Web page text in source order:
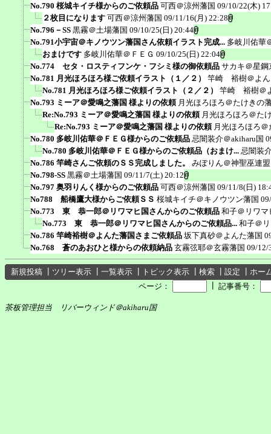
No.790 桜城キイチ様からのご依頼品 可西＠涼州藩国 09/10/22(木)
２枚目になります 可西＠涼州藩国 09/11/16(月) 22:28
No.796－SS 黒霧＠土場藩国 09/10/25(日) 20:44
No.791小宇宙＠キノウツン藩国さん依頼イラスト完成... 多岐川佑華
おまけです 多岐川佑華＠ＦＥＧ 09/10/25(日) 22:04
No.774 セタ・ロスティフンケ・フシミ様の御依頼品 サカキ＠星鋼
No.781 月光ほろほろ様ご依頼イラスト（１／２）
竿崎 裕樹＠よん
No.781 月光ほろほろ様ご依頼イラスト（２／２）
竿崎 裕樹＠
No.793 ミーア＠愛鳴之藩国 様よりの依頼 月光ほろほろ＠たけきの
Re:No.793 ミーア＠愛鳴之藩国 様よりの依頼 月光ほろほろ＠た
Re:No.793 ミーア＠愛鳴之藩国 様よりの依頼 月光ほろほろ
No.780 多岐川佑華＠ＦＥＧ様からのご依頼品 忌闇装介＠akiharu国
No.780 多岐川佑華＠ＦＥＧ様からのご依頼品（おまけ... 忌闇装
No.786 竿崎さんご依頼のＳＳ完成しました。
みぽりん＠神聖巫連盟
No.798-SS 黒霧＠土場藩国 09/11/7(土) 20:12
No.797 奥羽りんく様からのご依頼品 可西＠涼州藩国 09/11/8(日)
No788 船橋鷹大様からご依頼ＳＳ 桜城キイチ＠キノウツン藩国
No.773 東 恭一郎＠リワマヒ国さんからのご依頼品 和子＠リワマ
No.773 東 恭一郎＠リワマヒ国さんからのご依頼品... 和子＠
No.786 竿崎裕樹＠よんた藩国さまご依頼品 坂下真砂＠よんた藩国
No.768 蒼のあおひと様からの依頼納品 玄霧弦耶＠玄霧藩国 09/12/
新規投稿 ツリー表示 一覧表示 トピック表示 検索 設定
ホー
ページ：
記事番号：
茶板管理担当 リバーウィンド＠akiharu国